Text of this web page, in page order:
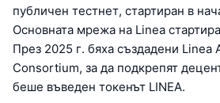
публичен тестнет, стартиран в
Основната мрежа на Linea
През 2025 г. бяха създадени Linea
Consortium, за да подкрепят
беше въведен токенът LINEA.